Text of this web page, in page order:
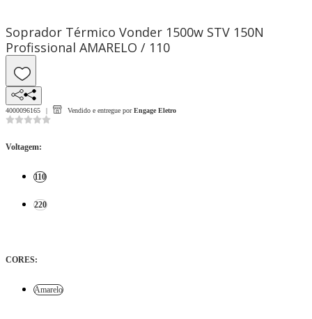
Soprador Térmico Vonder 1500w STV 150N
Profissional AMARELO / 110
4000096165 Vendido e entregue por Engage Eletro
Voltagem:
110
220
CORES:
Amarelo